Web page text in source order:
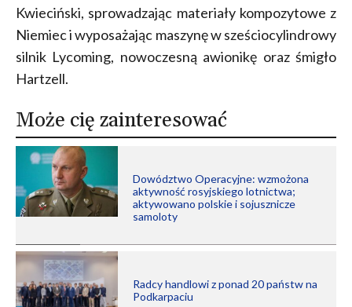
Kwieciński, sprowadzając materiały kompozytowe z
Niemiec i wyposażając maszynę w sześciocylindrowy
silnik Lycoming, nowoczesną awionikę oraz śmigło
Hartzell.
Może cię zainteresować
Dowództwo Operacyjne: wzmożona
aktywność rosyjskiego lotnictwa;
aktywowano polskie i sojusznicze
samoloty
Radcy handlowi z ponad 20 państw na
Podkarpaciu